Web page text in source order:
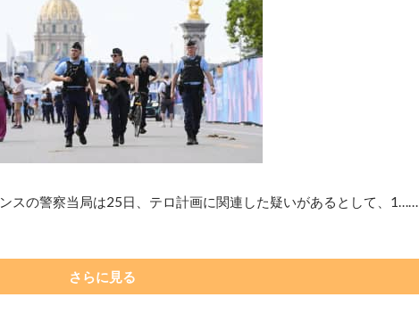
スの警察当局は25日、テロ計画に関連した疑いがあるとして、1……
さらに見る